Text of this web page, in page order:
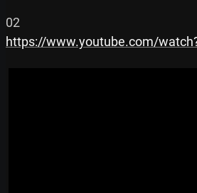
https://www.youtube.com/